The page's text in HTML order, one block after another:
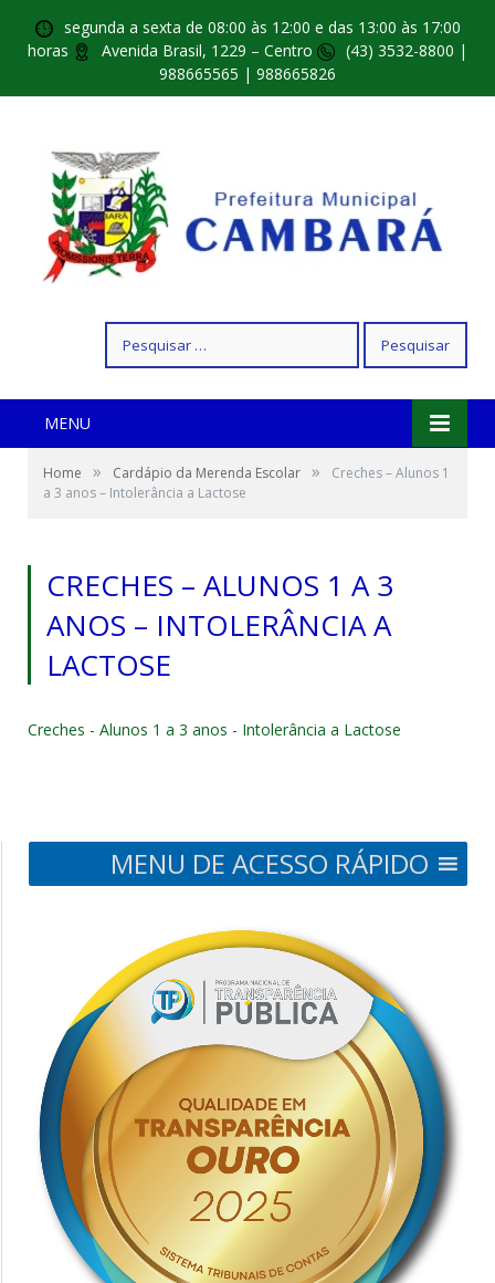
segunda a sexta de 08:00 às 12:00 e das 13:00 às 17:00
horas
Avenida Brasil, 1229 – Centro
(43) 3532-8800 |
988665565 | 988665826
por:
MENU
Home » Cardápio da Merenda Escolar »
Creches – Alunos 1
a 3 anos – Intolerância a Lactose
CRECHES – ALUNOS 1 A 3
ANOS – INTOLERÂNCIA A
LACTOSE
Creches - Alunos 1 a 3 anos - Intolerância a Lactose
MENU DE ACESSO RÁPIDO